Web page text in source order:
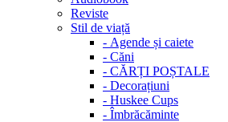
Reviste
Stil de viață
- Agende și caiete
- Căni
- CĂRȚI POȘTALE
- Decorațiuni
- Huskee Cups
- Îmbrăcăminte